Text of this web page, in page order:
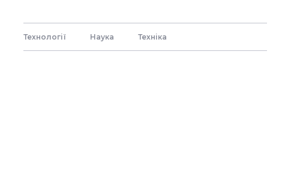
Технології Наука Технiка